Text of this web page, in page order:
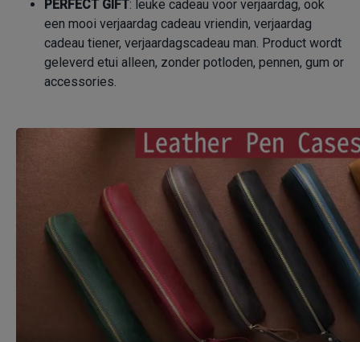
PERFECT GIFT: leuke cadeau voor verjaardag, ook
een mooi verjaardag cadeau vriendin, verjaardag
cadeau tiener, verjaardagscadeau man. Product wordt
geleverd etui alleen, zonder potloden, pennen, gum or
accessories.